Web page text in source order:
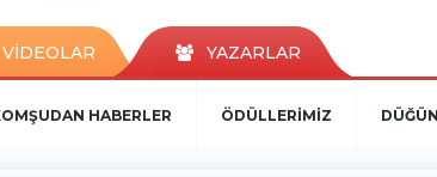
VİDEOLAR YAZARLAR
HABERLER ÖDÜLLERİMİZ